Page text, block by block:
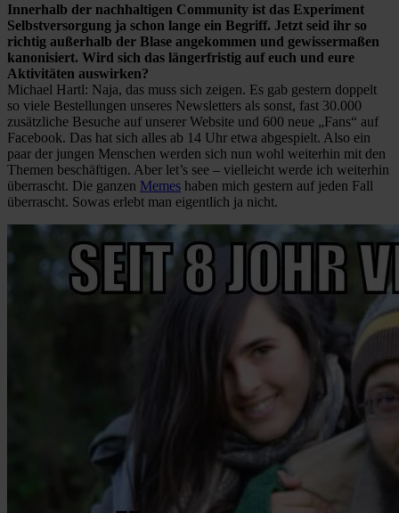
Innerhalb der nachhaltigen Community ist das Experiment
Selbstversorgung ja schon lange ein Begriff. Jetzt seid ihr so
richtig außerhalb der Blase angekommen und gewissermaßen
kanonisiert. Wird sich das längerfristig auf euch und eure
Aktivitäten auswirken?
Michael Hartl: Naja, das muss sich zeigen. Es gab gestern doppelt
so viele Bestellungen unseres Newsletters als sonst, fast 30.000
zusätzliche Besuche auf unserer Website und 600 neue „Fans“ auf
Facebook. Das hat sich alles ab 14 Uhr etwa abgespielt. Also ein
paar der jungen Menschen werden sich nun wohl weiterhin mit den
Themen beschäftigen. Aber let’s see – vielleicht werde ich weiterhin
überrascht. Die ganzen Memes haben mich gestern auf jeden Fall
überrascht. Sowas erlebt man eigentlich ja nicht.